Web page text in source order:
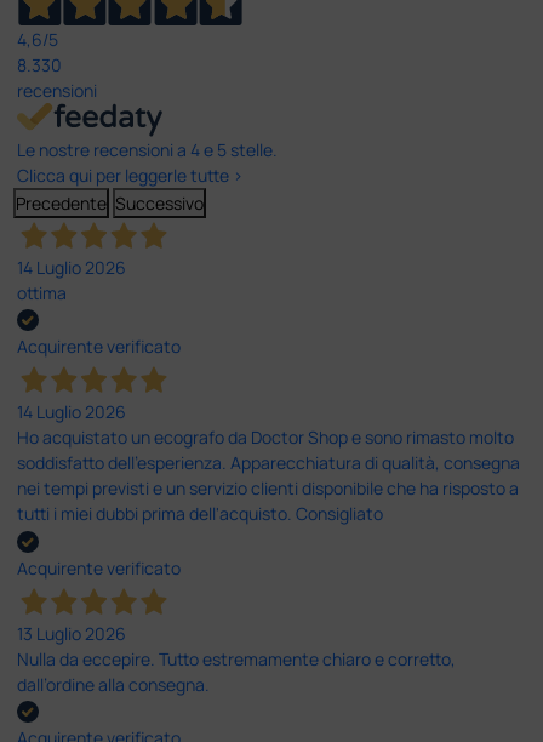
4,6/5
8.330
recensioni
Le nostre recensioni a 4 e 5 stelle.
Clicca qui per leggerle tutte >
Precedente Successivo
14 Luglio 2026
ottima
Acquirente verificato
14 Luglio 2026
Ho acquistato un ecografo da Doctor Shop e sono rimasto molto
soddisfatto dell'esperienza. Apparecchiatura di qualità, consegna
nei tempi previsti e un servizio clienti disponibile che ha risposto a
tutti i miei dubbi prima dell'acquisto. Consigliato
Acquirente verificato
13 Luglio 2026
Nulla da eccepire. Tutto estremamente chiaro e corretto,
dall’ordine alla consegna.